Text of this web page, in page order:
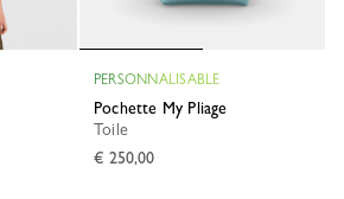
PERSONNALISABLE
Pochette My Pliage
Toile
€ 250,00